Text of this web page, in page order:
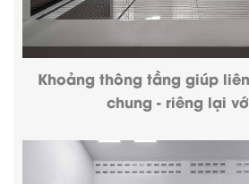
Khoảng thông tầng giúp
chung - riêng lại